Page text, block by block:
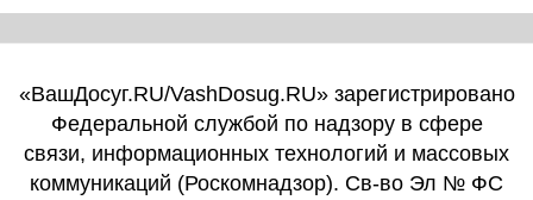
«ВашДосуг.RU/VashDosug.RU» зарегистрировано
Федеральной службой по надзору в сфере
связи, информационных технологий и массовых
коммуникаций (Роскомнадзор). Св-во Эл № ФС